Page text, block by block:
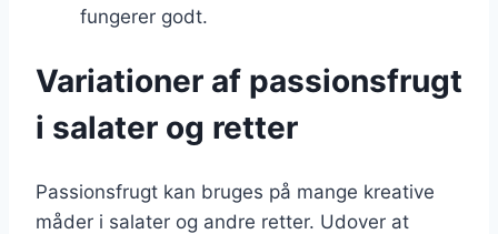
fungerer godt.
Variationer af passionsfrugt
i salater og retter
Passionsfrugt kan bruges på mange kreative
måder i salater og andre retter. Udover at